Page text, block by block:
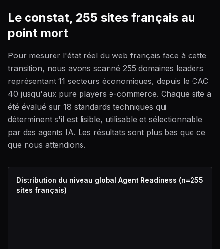
Le constat, 255 sites français au
point mort
Pour mesurer l'état réel du web français face à cette
transition, nous avons scanné 255 domaines leaders
représentant 11 secteurs économiques, depuis le CAC
40 jusqu'aux pure players e-commerce. Chaque site a
été évalué sur 18 standards techniques qui
déterminent s'il est lisible, utilisable et sélectionnable
par des agents IA. Les résultats sont plus bas que ce
que nous attendions.
Distribution du niveau global Agent Readiness (n=255
sites français)